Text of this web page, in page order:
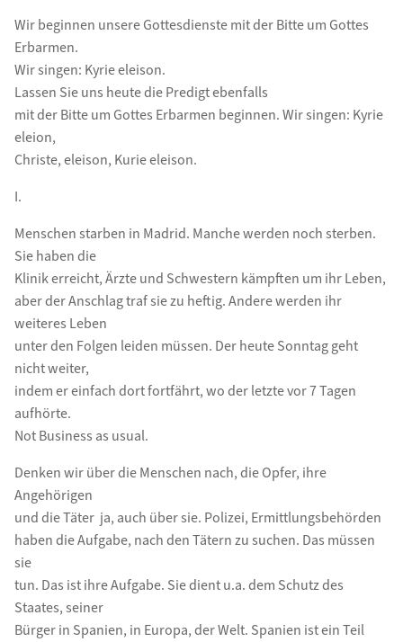
Wir beginnen unsere Gottesdienste mit der Bitte um Gottes
Erbarmen.
Wir singen: Kyrie eleison.
Lassen Sie uns heute die Predigt ebenfalls
mit der Bitte um Gottes Erbarmen beginnen. Wir singen: Kyrie
eleion,
Christe, eleison, Kurie eleison.
I.
Menschen starben in Madrid. Manche werden noch sterben.
Sie haben die
Klinik erreicht, Ärzte und Schwestern kämpften um ihr Leben,
aber der Anschlag traf sie zu heftig. Andere werden ihr
weiteres Leben
unter den Folgen leiden müssen. Der heute Sonntag geht
nicht weiter,
indem er einfach dort fortfährt, wo der letzte vor 7 Tagen
aufhörte.
Not Business as usual.
Denken wir über die Menschen nach, die Opfer, ihre
Angehörigen
und die Täter  ja, auch über sie. Polizei, Ermittlungsbehörden
haben die Aufgabe, nach den Tätern zu suchen. Das müssen
sie
tun. Das ist ihre Aufgabe. Sie dient u.a. dem Schutz des
Staates, seiner
Bürger in Spanien, in Europa, der Welt. Spanien ist ein Teil